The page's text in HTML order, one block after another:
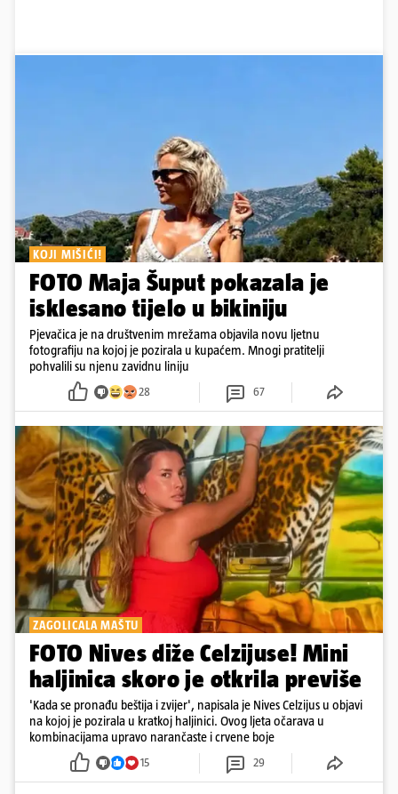
KOJI MIŠIĆI!
FOTO Maja Šuput pokazala je
isklesano tijelo u bikiniju
Pjevačica je na društvenim mrežama objavila novu ljetnu
fotografiju na kojoj je pozirala u kupaćem. Mnogi pratitelji
pohvalili su njenu zavidnu liniju
28 67
ZAGOLICALA MAŠTU
FOTO Nives diže Celzijuse! Mini
haljinica skoro je otkrila previše
'Kada se pronađu beštija i zvijer', napisala je Nives Celzijus u objavi
na kojoj je pozirala u kratkoj haljinici. Ovog ljeta očarava u
kombinacijama upravo narančaste i crvene boje
15 29